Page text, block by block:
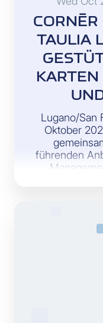
cartes et
TAULIA
Lugano/San
Oktober
führenden